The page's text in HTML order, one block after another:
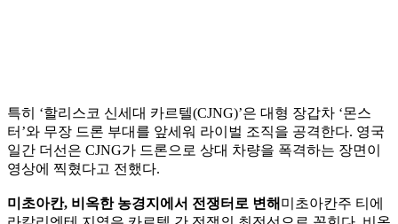
특히 ‘할리스코 신세대 카르텔(CJNG)’은 대형 장갑차 ‘몬스
터’와 무장 드론 부대를 앞세워 라이벌 조직을 공격한다. 영국
일간 더선은 CJNG가 드론으로 상대 차량을 폭격하는 장면이
영상에 찍혔다고 전했다.
미초아칸, 비옥한 농경지에서 전쟁터로 변해 미초아칸주 티에